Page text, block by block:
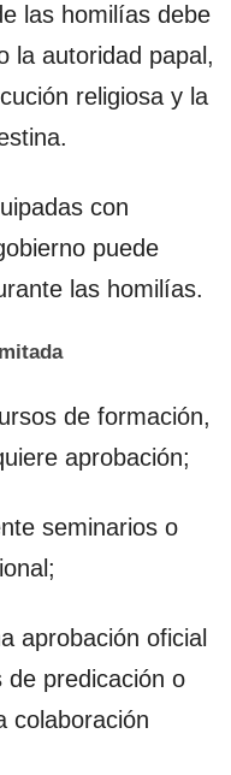
las homilías debe
la autoridad papal,
religiosa y la
con
puede
las homilías.
de formación,
aprobación;
seminarios o
aprobación oficial
de predicación o
colaboración